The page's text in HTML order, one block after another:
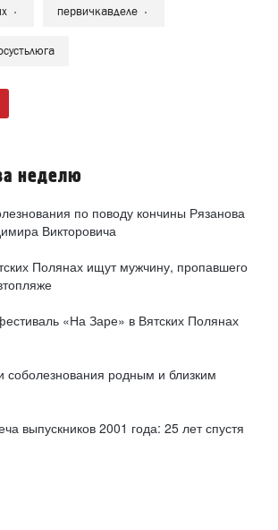
первичкавделе
неделю
по поводу кончины Рязанова
Викторовича
Полянах ищут мужчину, пропавшего
«На Заре» в Вятских Полянах
соболезнования родным и близким
выпускников 2001 года: 25 лет спустя